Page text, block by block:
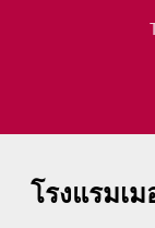
โรงแรมเ